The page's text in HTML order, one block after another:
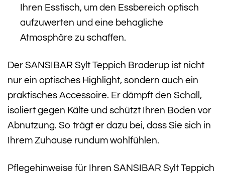
Ihren Esstisch, um den Essbereich optisch
aufzuwerten und eine behagliche
Atmosphäre zu schaffen.
Der SANSIBAR Sylt Teppich Braderup ist nicht
nur ein optisches Highlight, sondern auch ein
praktisches Accessoire. Er dämpft den Schall,
isoliert gegen Kälte und schützt Ihren Boden vor
Abnutzung. So trägt er dazu bei, dass Sie sich in
Ihrem Zuhause rundum wohlfühlen.
Pflegehinweise für Ihren SANSIBAR Sylt Teppich